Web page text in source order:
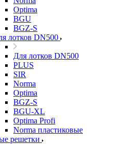
Optima
BGU
BGZ-S
лотков DN500
Для лотков DN500
PLUS
SIR
Norma
Optima
BGZ-S
BGU-XL
Optima Profi
Norma пластиковые
решетки